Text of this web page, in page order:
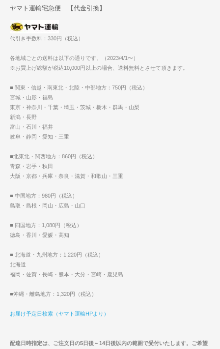
ヤマト運輸宅急便 【代金引換】
代引き手数料：330円（税込）
各地域ごとの送料は以下の通りです。（2023/4/1〜）
※お買上げ総額が税込10,000円以上の場合、送料無料とさせて頂きます。
■ 関東・信越・南東北・北陸・中部地方：750円（税込）
宮城・山形・福島
東京・神奈川・千葉・埼玉・茨城・栃木・群馬・山梨
新潟・長野
富山・石川・福井
岐阜・静岡・愛知・三重
■北東北・関西地方：860円（税込）
青森・岩手・秋田
大阪・京都・兵庫・奈良・滋賀・和歌山・三重
■ 中国地方：980円（税込）
鳥取・島根・岡山・広島・山口
■ 四国地方：1,080円（税込）
徳島・香川・愛媛・高知
■ 北海道・九州地方：1,220円（税込）
北海道
福岡・佐賀・長崎・熊本・大分・宮崎・鹿児島
■沖縄・離島地方：1,320円（税込）
お届け予定日検索（ヤマト運輸HPより）
配達日時指定は、ご注文日の5日後～14日後以内の範囲で受付いたします。ご希望